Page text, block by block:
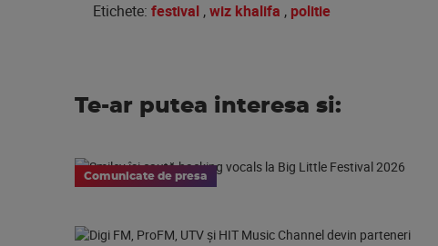
Etichete: festival ,wiz khalifa , politie
Te-ar putea interesa si:
Comunicate de presa